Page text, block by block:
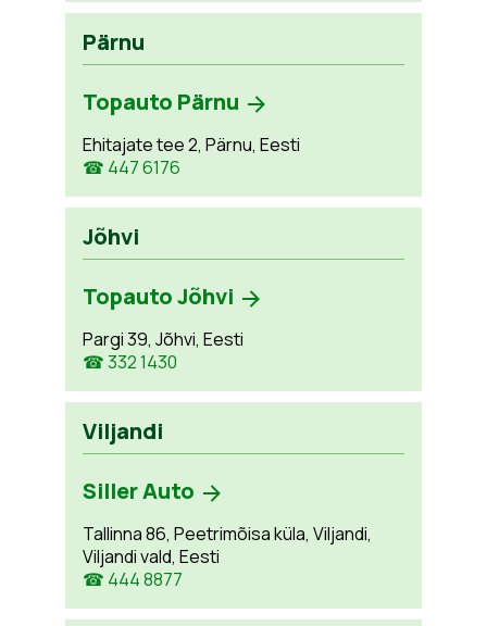
Pärnu
Topauto Pärnu
Ehitajate tee 2, Pärnu, Eesti
☎ 447 6176
Jõhvi
Topauto Jõhvi
Pargi 39, Jõhvi, Eesti
☎ 332 1430
Viljandi
Siller Auto
Tallinna 86, Peetrimõisa küla, Viljandi,
Viljandi vald, Eesti
☎ 444 8877